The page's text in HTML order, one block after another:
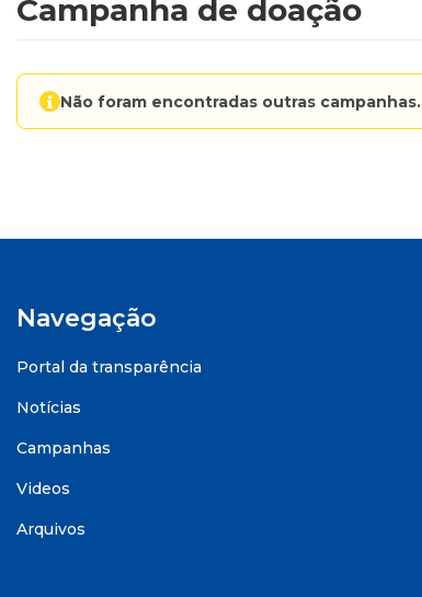
Campanha de doação
Não foram encontradas outras campanhas.
Navegação
Portal da transparência
Notícias
Campanhas
Videos
Arquivos